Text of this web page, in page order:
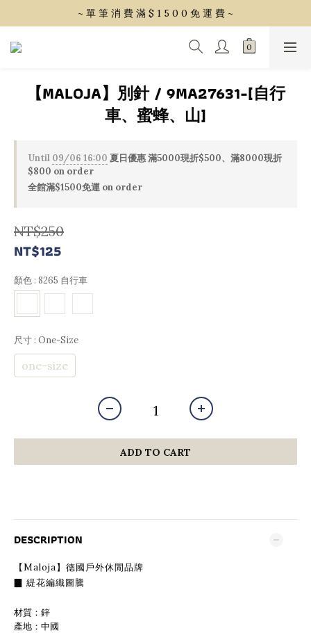
~ 單 筆 消 費 滿 $ 1 5 0 0 免 運 費 ~
~ 單 筆 消 費 滿 $ 1 5 0 0 免 運 費 ~
會 員 享 2% 點 數 回 饋 (1點=1元)
【MALOJA】別針 / 9MA27631-[自行
車、蜜蜂、山]
Until 09/06 16:00 夏日優惠 滿5000現折$500、滿8000現折
$800 on order
全館滿$1500免運 on order
NT$250
NT$125
顏色 : 8265 自行車
尺寸 : One-Size
one-size
ADD TO CART
DESCRIPTION
【Maloja】德國戶外休閒品牌
▉ 緹花編織圖騰
材質：鋅
產地：中國